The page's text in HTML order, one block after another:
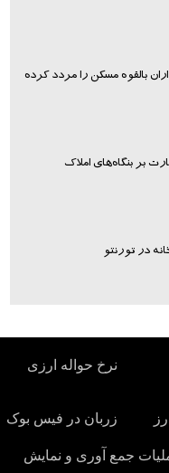
بالقوه مسکن را مردد کرده
بر بنگاه‌های املاک
نرخ حواله ارزی
زربان در فیس بوک
جمع آوری و نمایش